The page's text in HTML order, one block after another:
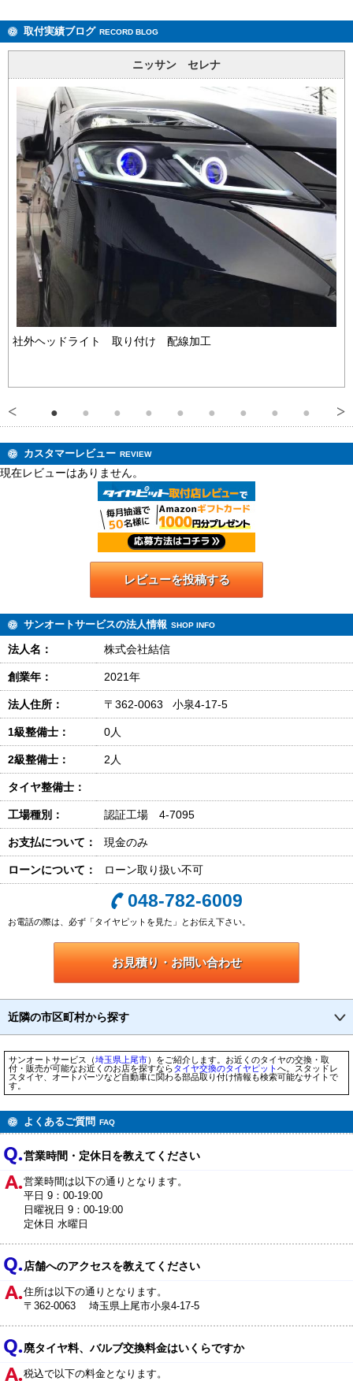
取付実績ブログ RECORD BLOG
ニッサン セレナ
社外ヘッドライト 取り付け 配線加工
カスタマーレビュー REVIEW
現在レビューはありません。
レビューを投稿する
サンオートサービスの法人情報 SHOP INFO
法人名： 株式会社結信
創業年： 2021年
法人住所： 〒362-0063 小泉4-17-5
1級整備士： 0人
2級整備士： 2人
タイヤ整備士：
工場種別： 認証工場 4-7095
お支払について： 現金のみ
ローンについて： ローン取り扱い不可
048-782-6009
お電話の際は、必ず「タイヤピットを見た」とお伝え下さい。
お見積り・お問い合わせ
近隣の市区町村から探す
サンオートサービス（埼玉県 上尾市）をご紹介します。お近くのタイヤの交換・取
付・販売が可能なお近くのお店を探すならタイヤ交換のタイヤピットへ。スタッドレ
スタイヤ、オートパーツなど自動車に関わる部品取り付け情報も検索可能なサイトで
す。
よくあるご質問 FAQ
営業時間・定休日を教えてください
営業時間は以下の通りとなります。
平日 9：00-19:00
日曜祝日 9：00-19:00
定休日 水曜日
店舗へのアクセスを教えてください
住所は以下の通りとなります。
〒362-0063 埼玉県上尾市小泉4-17-5
廃タイヤ料、バルブ交換料金はいくらですか
税込で以下の料金となります。